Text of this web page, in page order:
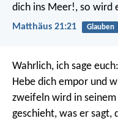
dich ins Meer!, so wird
Matthäus 21:21 Glauben
Wahrlich, ich sage
Hebe dich empor und
zweifeln wird in seinem
geschieht, was er sagt,